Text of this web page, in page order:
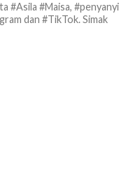
#Asila #Maisa, #penyanyi
dan #TikTok. Simak